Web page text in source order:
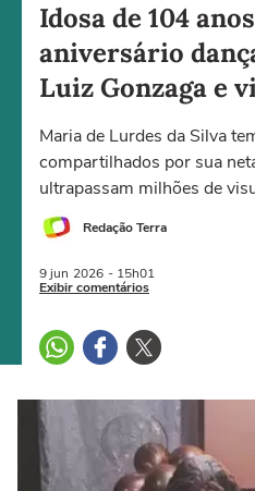
Idosa de 104
aniversário
Luiz Gonzaga e
Maria de Lurdes da Silva
compartilhados por sua
ultrapassam milhões de
Redação Terra
9 jun 2026 - 15h01
Exibir comentários